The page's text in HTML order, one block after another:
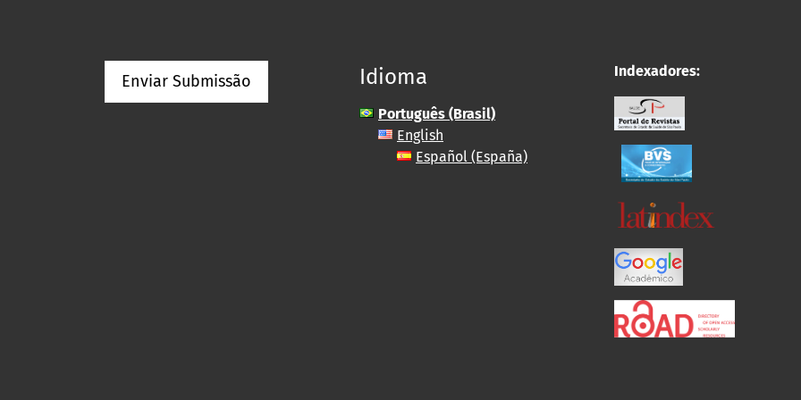
Enviar Submissão Idioma
Português (Brasil)
English
Español (España)
Indexadores: